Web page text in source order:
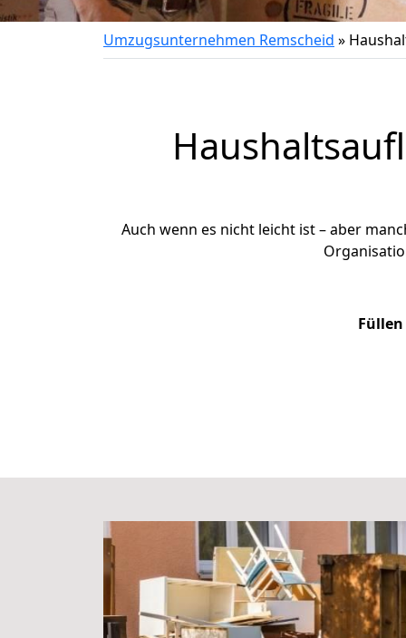
Umzugsunternehmen Remscheid »
Auch wenn es nicht leicht ist – aber